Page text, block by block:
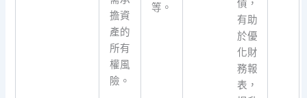
擔資
產的
所有
權風
險。
等。
債，
有助
於優
化財
務報
表，